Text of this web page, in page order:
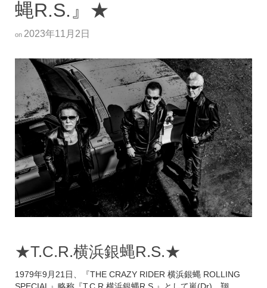
蝿R.S.』★
on 2023年11月2日
★T.C.R.横浜銀蝿R.S.★
1979年9月21日、『THE CRAZY RIDER 横浜銀蝿 ROLLING
SPECIAL』略称『T.C.R.横浜銀蝿R.S.』として嵐(Dr)、翔